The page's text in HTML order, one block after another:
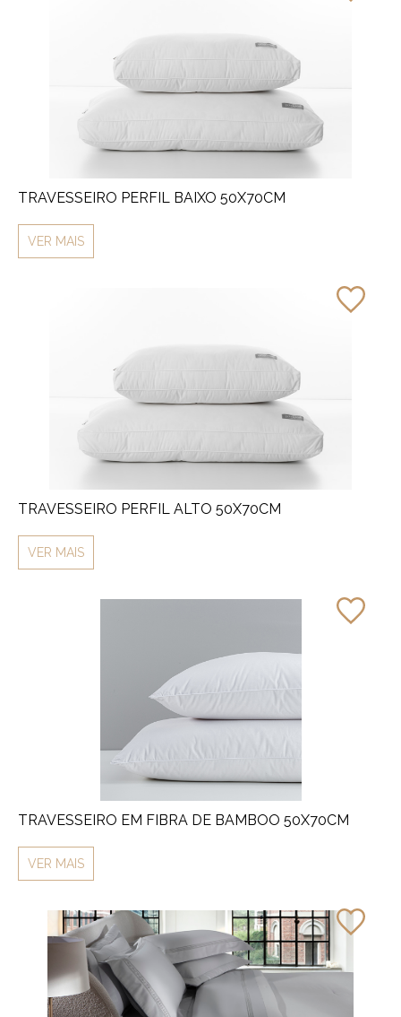
TRAVESSEIRO PERFIL BAIXO 50X70CM
VER MAIS
TRAVESSEIRO PERFIL ALTO 50X70CM
VER MAIS
TRAVESSEIRO EM FIBRA DE BAMBOO 50X70CM
VER MAIS